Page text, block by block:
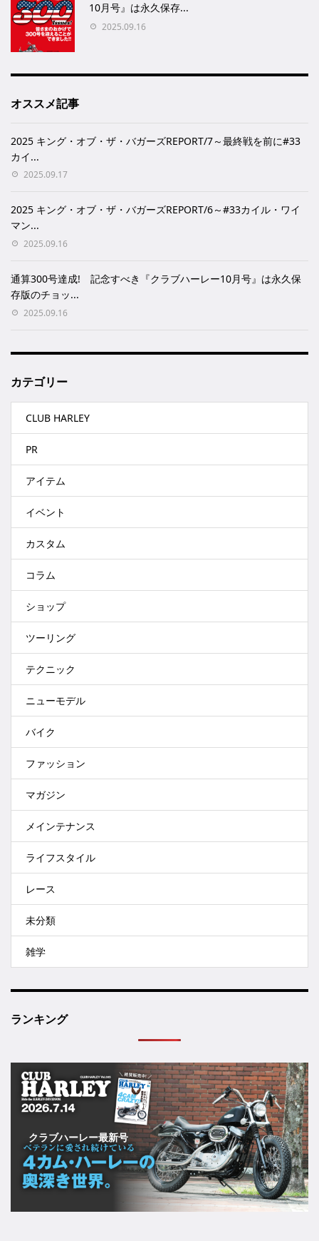
10月号』は永久保存...
2025.09.16
オススメ記事
2025 キング・オブ・ザ・バガーズREPORT/7～最終戦を前に#33
カイ...
2025.09.17
2025 キング・オブ・ザ・バガーズREPORT/6～#33カイル・ワイ
マン...
2025.09.16
通算300号達成! 記念すべき『クラブハーレー10月号』は永久保
存版のチョッ...
2025.09.16
カテゴリー
CLUB HARLEY
PR
アイテム
イベント
カスタム
コラム
ショップ
ツーリング
テクニック
ニューモデル
バイク
ファッション
マガジン
メインテナンス
ライフスタイル
レース
未分類
雑学
ランキング
クラブハーレー最新号